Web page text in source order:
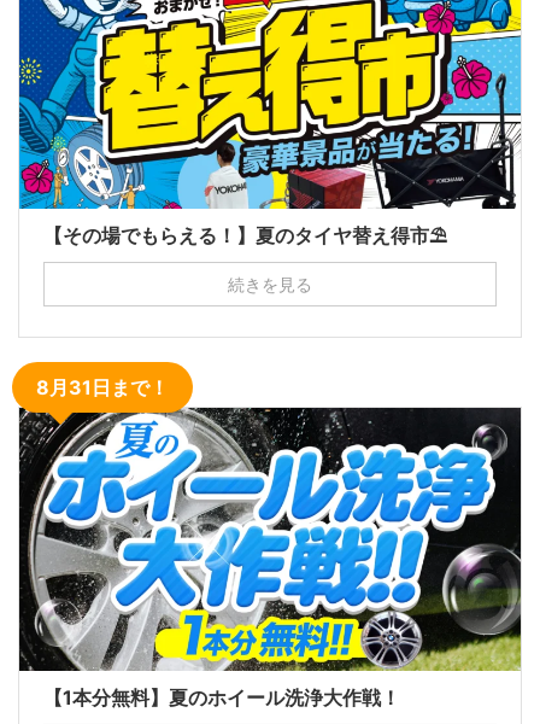
【その場でもらえる！】夏のタイヤ替え得市⛱
続きを見る
8月31日まで！
【1本分無料】夏のホイール洗浄大作戦！